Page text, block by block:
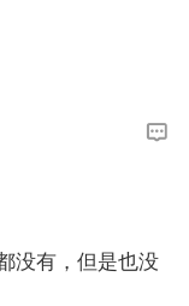
没有，但是也没